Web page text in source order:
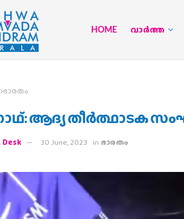
HOME വാര്‍ത്ത
ഭാരതം
ആദ്യ തീര്‍ത്ഥാടക
Desk 30 June, 2023 in ഭാരതം